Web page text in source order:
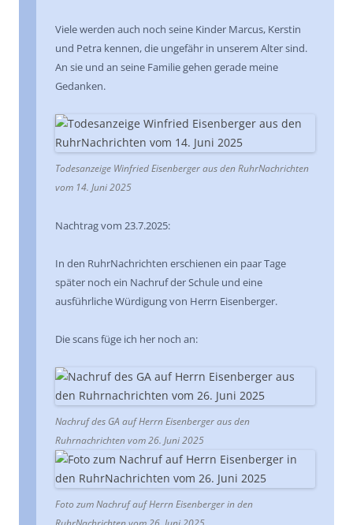
Viele werden auch noch seine Kinder Marcus, Kerstin
und Petra kennen, die ungefähr in unserem Alter sind.
An sie und an seine Familie gehen gerade meine
Gedanken.
Todesanzeige Winfried Eisenberger aus den RuhrNachrichten
vom 14. Juni 2025
Nachtrag vom 23.7.2025:
In den RuhrNachrichten erschienen ein paar Tage
später noch ein Nachruf der Schule und eine
ausführliche Würdigung von Herrn Eisenberger.
Die scans füge ich her noch an:
Nachruf des GA auf Herrn Eisenberger aus den
Ruhrnachrichten vom 26. Juni 2025
Foto zum Nachruf auf Herrn Eisenberger in den